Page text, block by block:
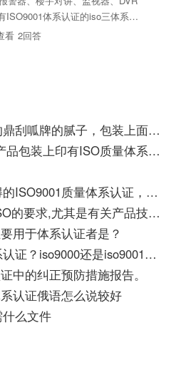
ISO9001体系认证的iso三体系认
例如：报警器、楼宇对讲、监视
看 2回答
我在某品牌漆专卖店买的鼎刮呱牌的腻子，包装上面有ISO9001质量体系认证，看着也挺上档次的，怎么样啊
外审不符合项整改 公司产品包装上印有ISO质量体系认证公司的名称，违反了认证标志的使用怎样整改？急求
快乐星汉堡怎么样？获得的ISO9001质量体系认证，这是一个什么样的认证品牌？
有关产品质量认证体系ISO的要求,尤其是有关产品技术图纸文件 需要按照何要求及程序进行整理
用于体系认证者是？
客运行业适合做什么体系认证？iso9000还是iso9001或者别的 ？
中的纠正预防措施报告。
认证俄语怎么说较好
么文件